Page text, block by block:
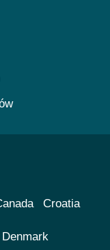
Croatia
Denmark